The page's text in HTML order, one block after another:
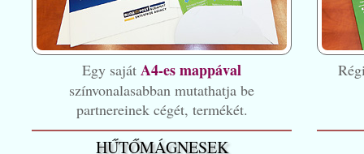
Egy saját A4-es mappával
színvonalasabban mutathatja be
partnereinek cégét, termékét.
HŰTŐMÁGNESEK